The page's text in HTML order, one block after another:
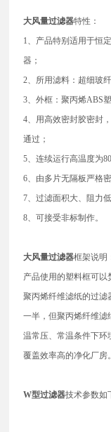
大风量过滤器特性：
1、产品特别适用于恒
器；
2、所用滤料：超细玻纤
3、外框：聚丙烯ABS
4、用高效密封胶密封
通过；
5、连续运行高温度为
6、由多片无隔板严格
7、过滤面积大、阻力
8、可接受非标制作。
大风量过滤器框架说明
产品使用的塑料框可以
聚丙烯纤维滤纸的过滤
一半，但聚丙烯纤维滤
温常压、常温条件下环
覆盖效率高的净化厂房。
W型过滤器技术参数如